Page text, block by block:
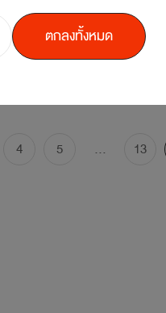
4 5 ... 13
ตกลงทั้งหมด